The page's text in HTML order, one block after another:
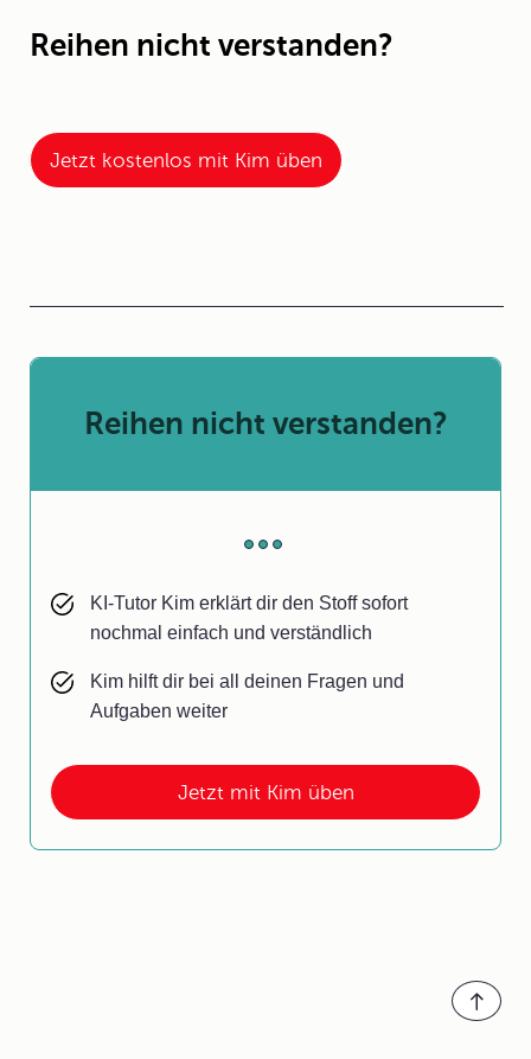
Reihen nicht verstanden?
Jetzt kostenlos mit Kim üben
Jetzt mit Kim üben
Reihen nicht verstanden?
KI-Tutor Kim erklärt dir den Stoff sofort
nochmal einfach und verständlich
Kim hilft dir bei all deinen Fragen und
Aufgaben weiter